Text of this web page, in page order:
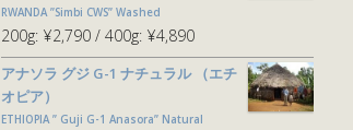
RWANDA ”Simbi CWS” Washed
200g: ¥2,790 400g: ¥4,890
アナソラ グジ G-1 ナチュラル （エチ
オピア）
ETHIOPIA ” Guji G-1 Anasora” Natural